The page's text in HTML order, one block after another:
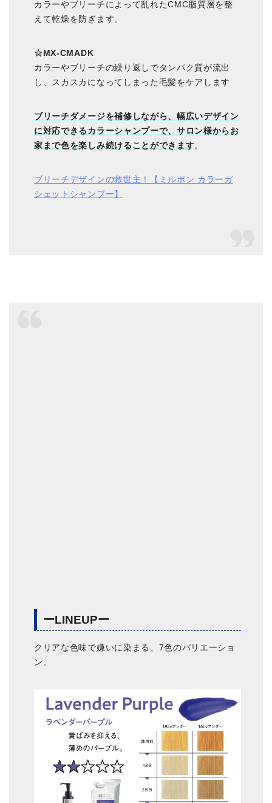
カラーやブリーチによって乱れたCMC脂質層を整
えて乾燥を防ぎます。
☆MX-CMADK
カラーやブリーチの繰り返しでタンパク質が流出
し、スカスカになってしまった毛髪をケアします
ブリーチダメージを補修しながら、幅広いデザイン
に対応できるカラーシャンプーで、サロン様からお
家まで色を楽しみ続けることができます。
ブリーチデザインの救世主！【ミルボン カラーガ
シェットシャンプー】
ーLINEUPー
クリアな色味で嫌いに染まる、7色のバリエーショ
ン。